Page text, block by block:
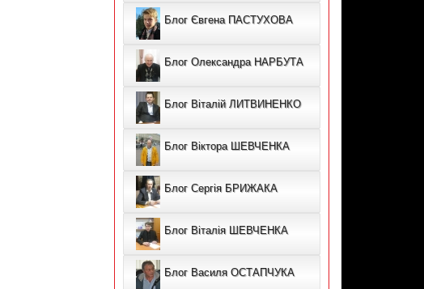
Блог Євгена ПАСТУХОВА
Блог Олександра НАРБУТА
Блог Віталій ЛИТВИНЕНКО
Блог Віктора ШЕВЧЕНКА
Блог Сергія БРИЖАКА
Блог Віталія ШЕВЧЕНКА
Блог Василя ОСТАПЧУКА